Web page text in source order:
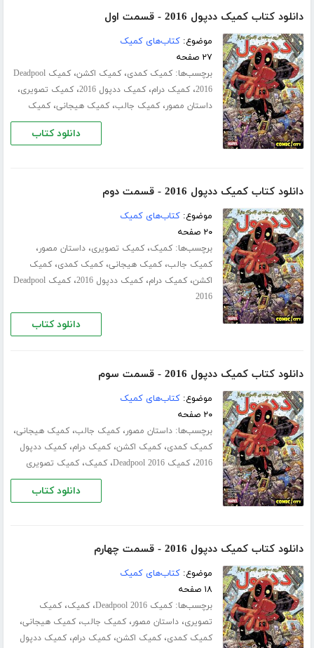
دانلود کتاب کمیک ددپول 2016 - قسمت اول
موضوع:کتاب‌های کمیک
۲۷ صفحه
برچسب‌ها:کمیک کمدی،کمیک اکشن،
کمیک Deadpool
2016،کمیک درام،کمیک ددپول 2016 ،کمیک تصویری،
داستان مصور،کمیک جالب،کمیک هیجانی،کمیک
دانلود کتاب
دانلود کتاب کمیک ددپول 2016 - قسمت دوم
موضوع:کتاب‌های کمیک
۲۰ صفحه
برچسب‌ها:کمیک،کمیک تصویری،داستان مصور،
کمیک جالب،کمیک هیجانی،کمیک کمدی،کمیک
اکشن،کمیک درام،کمیک ددپول 2016 ،
کمیک Deadpool
2016
دانلود کتاب
دانلود کتاب کمیک ددپول 2016 - قسمت سوم
موضوع:کتاب‌های کمیک
۲۰ صفحه
برچسب‌ها:داستان مصور،کمیک جالب،کمیک هیجانی،
کمیک کمدی،کمیک اکشن،کمیک درام،کمیک ددپول
2016،کمیک Deadpool 2016 ،کمیک،کمیک تصویری
دانلود کتاب
دانلود کتاب کمیک ددپول 2016 - قسمت چهارم
موضوع:کتاب‌های کمیک
۱۸ صفحه
برچسب‌ها:کمیک Deadpool 2016 ،کمیک،کمیک
تصویری،داستان مصور،کمیک جالب،کمیک هیجانی،
کمیک کمدی،کمیک اکشن،کمیک درام،کمیک ددپول